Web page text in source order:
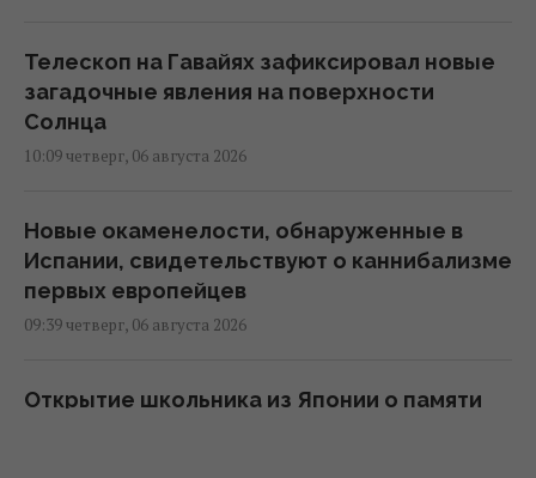
Телескоп на Гавайях зафиксировал новые
загадочные явления на поверхности
Солнца
10:09 четверг, 06 августа 2026
Новые окаменелости, обнаруженные в
Испании, свидетельствуют о каннибализме
первых европейцев
09:39 четверг, 06 августа 2026
Открытие школьника из Японии о памяти